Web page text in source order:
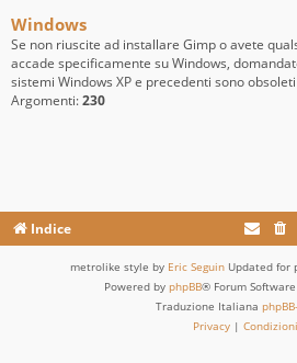
Windows
Se non riuscite ad installare Gimp o avete
accade specificamente su Windows,
sistemi Windows XP e precedenti sono
Argomenti:230
Indice
metrolike style by Eric Seguin Updated for
Powered by phpBB® Forum
Traduzione Italiana
Privacy | Condizioni